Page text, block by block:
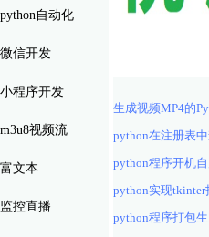
python自动化
微信开发
小程序开发
m3u8视频流
富文本
监控直播
生成视频MP4的
python在注册表
python程序开机自
python实现tkinter
python程序打包